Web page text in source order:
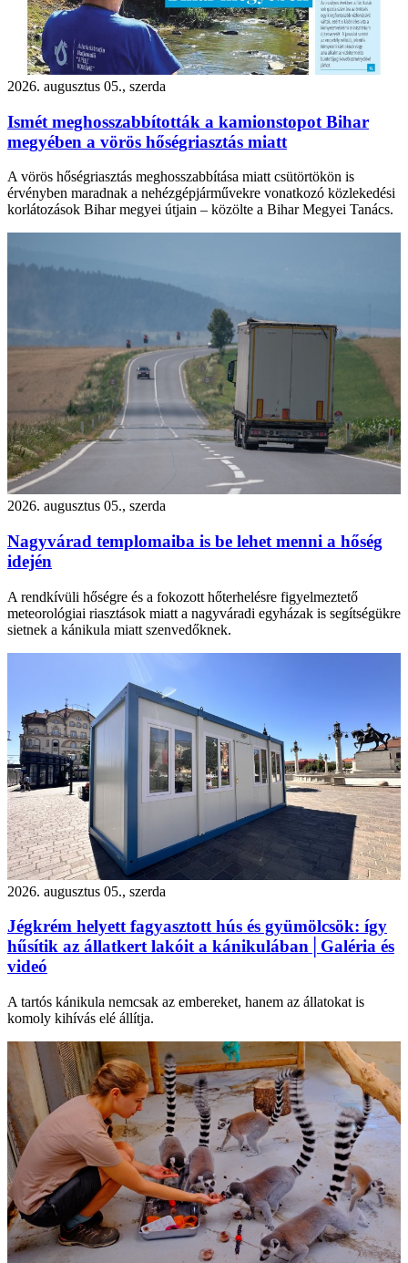
2026. augusztus 05., szerda
Ismét meghosszabbították a kamionstopot Bihar
megyében a vörös hőségriasztás miatt
A vörös hőségriasztás meghosszabbítása miatt csütörtökön is
érvényben maradnak a nehézgépjárművekre vonatkozó közlekedési
korlátozások Bihar megyei útjain – közölte a Bihar Megyei Tanács.
2026. augusztus 05., szerda
Nagyvárad templomaiba is be lehet menni a hőség
idején
A rendkívüli hőségre és a fokozott hőterhelésre figyelmeztető
meteorológiai riasztások miatt a nagyváradi egyházak is segítségükre
sietnek a kánikula miatt szenvedőknek.
2026. augusztus 05., szerda
Jégkrém helyett fagyasztott hús és gyümölcsök: így
hűsítik az állatkert lakóit a kánikulában│Galéria és
videó
A tartós kánikula nemcsak az embereket, hanem az állatokat is
komoly kihívás elé állítja.